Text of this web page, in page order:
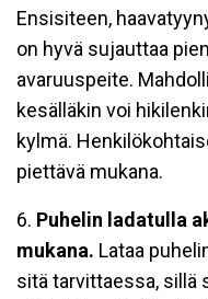
Ensisiteen,
on hyvä sujauttaa
avaruuspeite.
kesälläkin voi
kylmä.
piettävä mukana.
6. Puhelin ladatulla
mukana. Lataa
sitä tarvittaessa, sillä